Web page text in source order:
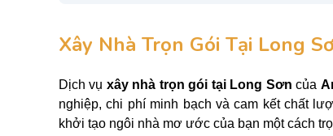
Xây Nhà Trọn Gói Tại Long
Dịch vụ xây nhà trọn gói tại Long Sơncủa
nghiệp, chi phí minh bạch và cam kết chất
khởi tạo ngôi nhà mơ ước của bạn một cách